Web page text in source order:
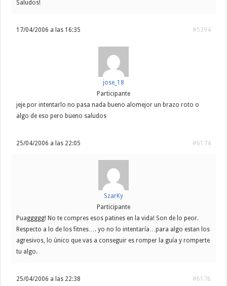
Saludos!
17/04/2006 a las 16:35 #5394
jose_18
Participante
jeje por intentarlo no pasa nada bueno alomejor un brazo roto o
algo de eso pero bueno saludos
25/04/2006 a las 22:05 #6174
SzarKy
Participante
Puaggggg! No te compres esos patines en la vida! Son de lo peor.
Respecto a lo de los fitnes…. yo no lo intentaría…para algo estan los
agresivos, lo único que vas a conseguir es romper la guía y romperte
tu algo.
25/04/2006 a las 22:38 #6176